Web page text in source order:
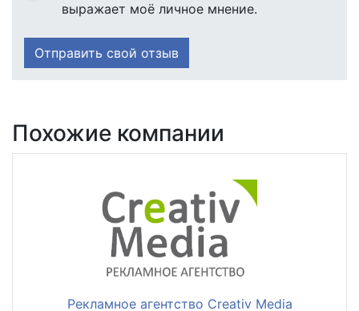
выражает моё личное мнение.
Отправить свой отзыв
Похожие компании
Рекламное агентство Creativ Media